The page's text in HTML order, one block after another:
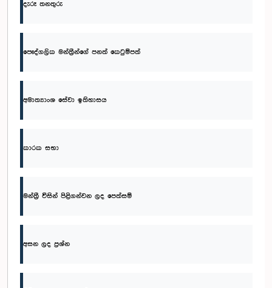
දැරූ තනතුරු
පෞද්ගලික මන්ත්‍රීන්ගේ පනත් කෙටුම්පත්
අමාත්‍යාංශ සේවා ඉතිහාසය
කාරක සභා
මන්ත්‍රී විසින් පිළිගන්වන ලද පෙත්සම්
අසන ලද ප්‍රශ්න